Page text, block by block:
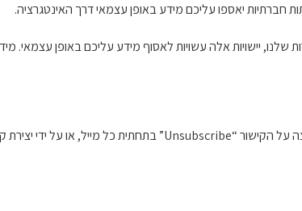
יאספו עליכם מידע באופן עצמאי דרך האינטגרציה.
יישויות אלה עשויות לאסוף מידע עליכם באופן עצמאי.